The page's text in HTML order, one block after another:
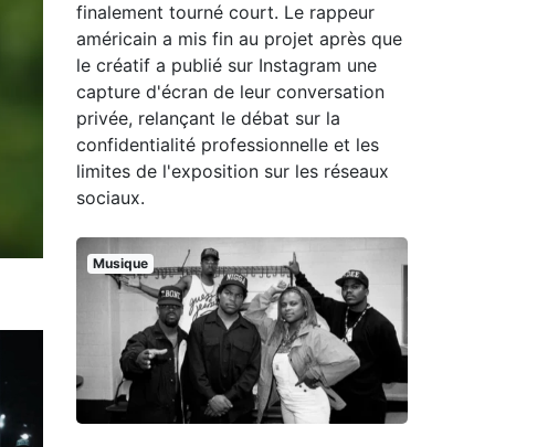
finalement tourné court. Le rappeur
américain a mis fin au projet après que
le créatif a publié sur Instagram une
capture d'écran de leur conversation
privée, relançant le débat sur la
confidentialité professionnelle et les
limites de l'exposition sur les réseaux
sociaux.
Musique